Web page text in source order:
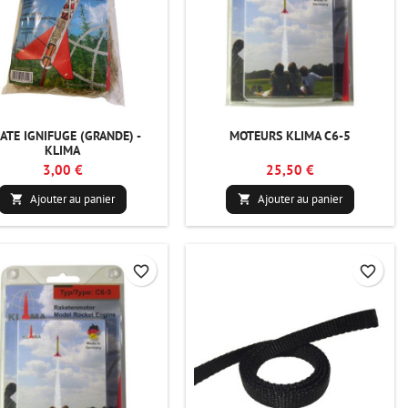
IGNIFUGE (GRANDE) -
KLIMA
3,00 €
 Ajouter au panier
MOTEURS KLIMA C6-5
25,50 €
 Ajouter au panier
favorite_border favorite_border